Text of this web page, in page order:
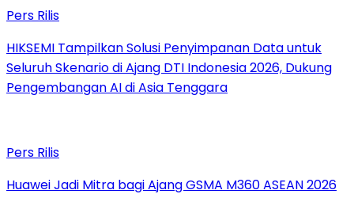
Pers Rilis
HIKSEMI Tampilkan Solusi Penyimpanan Data untuk
Seluruh Skenario di Ajang DTI Indonesia 2026, Dukung
Pengembangan AI di Asia Tenggara
Pers Rilis
Huawei Jadi Mitra bagi Ajang GSMA M360 ASEAN 2026